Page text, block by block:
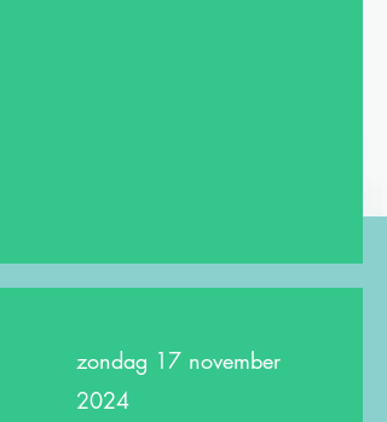
zondag 17 november
2024